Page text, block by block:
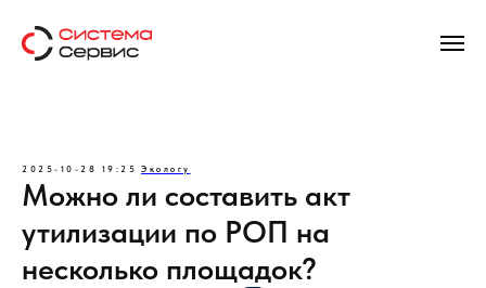
2025-10-28 19:25 Экологу
Можно ли составить акт
утилизации по РОП на
несколько площадок?